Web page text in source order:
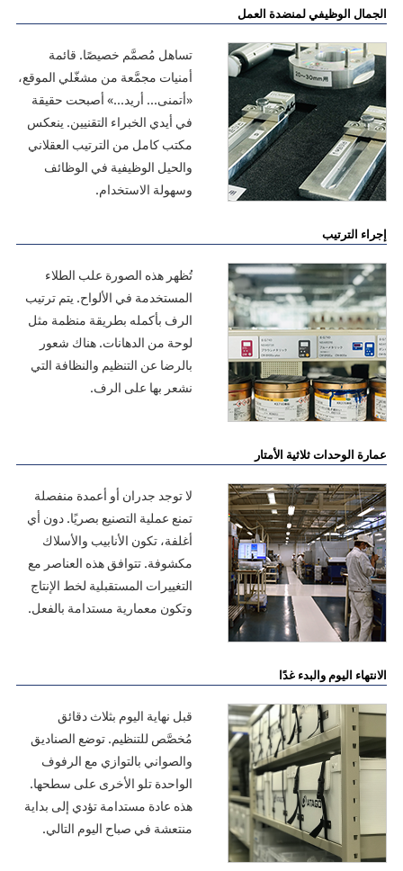
الجمال الوظيفي لمنضدة العمل
تساهل مُصمَّم خصيصًا. قائمة
أمنيات مجمَّعة من مشغّلي الموقع،
«أتمنى... أريد...» أصبحت حقيقة
في أيدي الخبراء التقنيين. ينعكس
مكتب كامل من الترتيب العقلاني
والحيل الوظيفية في الوظائف
وسهولة الاستخدام.
إجراء الترتيب
تُظهر هذه الصورة علب الطلاء
المستخدمة في الألواح. يتم ترتيب
الرف بأكمله بطريقة منظمة مثل
لوحة من الدهانات. هناك شعور
بالرضا عن التنظيم والنظافة التي
نشعر بها على الرف.
عمارة الوحدات ثلاثية الأمتار
لا توجد جدران أو أعمدة منفصلة
تمنع عملية التصنيع بصريًا. دون أي
أغلفة، تكون الأنابيب والأسلاك
مكشوفة. تتوافق هذه العناصر مع
التغييرات المستقبلية لخط الإنتاج
وتكون معمارية مستدامة بالفعل.
الانتهاء اليوم والبدء غدًا
قبل نهاية اليوم بثلاث دقائق
مُخصَّص للتنظيم. توضع الصناديق
والصواني بالتوازي مع الرفوف
الواحدة تلو الأخرى على سطحها.
هذه عادة مستدامة تؤدي إلى بداية
منتعشة في صباح اليوم التالي.